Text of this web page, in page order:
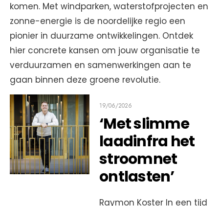
komen. Met windparken, waterstofprojecten en
zonne-energie is de noordelijke regio een
pionier in duurzame ontwikkelingen. Ontdek
hier concrete kansen om jouw organisatie te
verduurzamen en samenwerkingen aan te
gaan binnen deze groene revolutie.
19/06/2026
‘Met slimme
laadinfra het
stroomnet
ontlasten’
Raymon Koster In een tijd